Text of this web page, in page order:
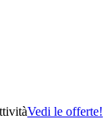
Vedi le offerte!